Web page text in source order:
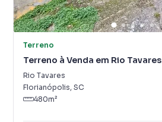
Terreno
Terreno à Venda em Rio Tavares
Rio Tavares
Florianópolis, SC
480m²